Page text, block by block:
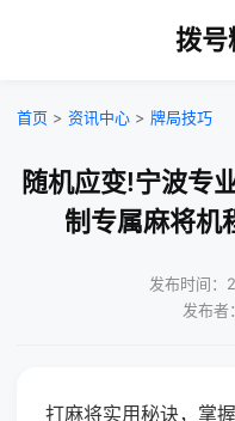
拨号
首页 > 资讯中心 > 牌局技巧
随机应变!宁波专
制专属麻将机
发布时间
发布者
打麻将实用秘诀，掌